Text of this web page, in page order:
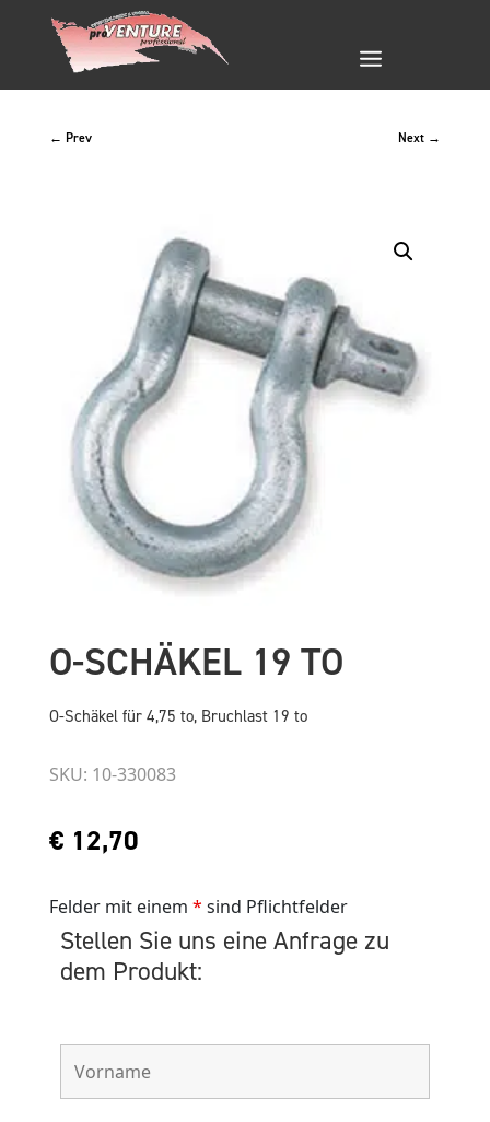
← Prev Next →
O-SCHÄKEL 19 TO
O-Schäkel für 4,75 to, Bruchlast 19 to
SKU: 10-330083
€ 12,70
Felder mit einem * sind Pflichtfelder
Stellen Sie uns eine Anfrage zu
dem Produkt: